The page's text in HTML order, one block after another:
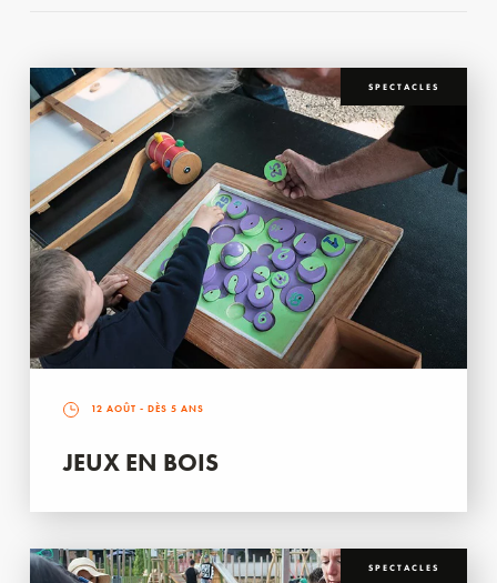
SPECTACLES
12 AOÛT - DÈS 5 ANS
JEUX EN BOIS
SPECTACLES